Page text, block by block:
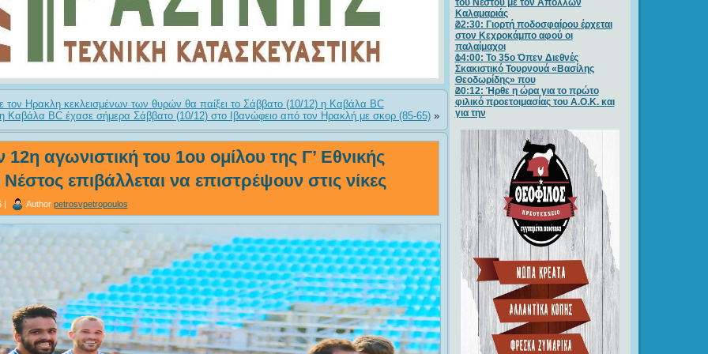
τον Ηρακλη κεκλεισμένων των θυρών θα παίξει το Σάββατο (10/12) η Καβάλα BC
Καβάλα BC έχασε σήμερα Σάββατο (10/12) στο Ιβανώφειο από τον Ηρακλή με σκορ (85-65)»
12η αγωνιστική του 1ου ομίλου της Γ’ Εθνικής
επιβάλλεται να επιστρέψουν στις νίκες
| Author petrosvpetropoulos
του Νέστου με τον Απόλλων
Καλαμαριάς
22:30: Γιορτή ποδοσφαίρου έρχεται
στον Κεχροκάμπο αφού οι
παλαίμαχοι
14:00: Το 35ο Όπεν Διεθνές
Σκακιστικό Τουρνουά «Βασίλης
Θεοδωρίδης» που
20:12: Ήρθε η ώρα για το πρώτο
φιλικό προετοιμασίας του Α.Ο.Κ. και
για την